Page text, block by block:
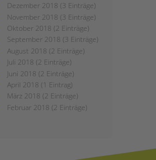
Dezember 2018 (3 Einträge)
November 2018 (3 Einträge)
Oktober 2018 (2 Einträge)
September 2018 (3 Einträge)
August 2018 (2 Einträge)
Juli 2018 (2 Einträge)
Juni 2018 (2 Einträge)
April 2018 (1 Eintrag)
März 2018 (2 Einträge)
Februar 2018 (2 Einträge)